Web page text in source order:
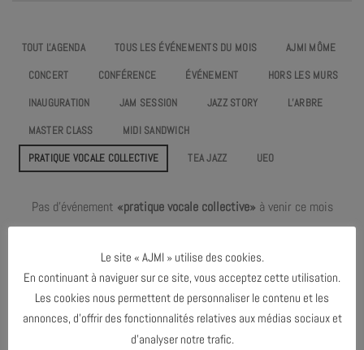
TOUT L'AGENDA TOUS LES ÉVÉNEMENTS DU MOIS
AJMI MÔME
CONCERT
CONFÉRENCE ÉVÉNEMENT
HORS LES MURS
INAUGURATION
JAM SESSION JAZZ STORY
L’ARBRE
MASTER CLASS
MIDI SANDWICH
PRATIQUE VOCALE COLLECTIVE
TEA JAZZ UEO
Pas d'événement «pratique vocale collective» à venir ce mois
Pas de prochain événement prévu !
JUIN 2025
Le site « AJMI » utilise des cookies.
En continuant à naviguer sur ce site, vous acceptez cette utilisation.
Les cookies nous permettent de personnaliser le contenu et les
annonces, d’offrir des fonctionnalités relatives aux médias sociaux et
d’analyser notre trafic.